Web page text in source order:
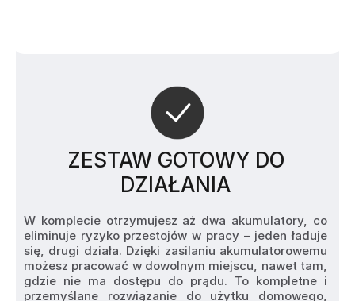
ZESTAW GOTOWY DO
DZIAŁANIA
W komplecie otrzymujesz aż dwa akumulatory, co
eliminuje ryzyko przestojów w pracy – jeden ładuje
się, drugi działa. Dzięki zasilaniu akumulatorowemu
możesz pracować w dowolnym miejscu, nawet tam,
gdzie nie ma dostępu do prądu. To kompletne i
przemyślane rozwiązanie do użytku domowego,